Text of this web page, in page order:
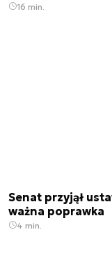
16 min.
Senat przyjął
ważna poprawka
4 min.